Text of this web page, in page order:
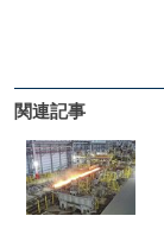
関連記事